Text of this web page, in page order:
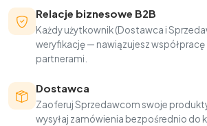
Relacje biznesowe B2B
Każdy użytkownik (Dostawca i
weryfikację — nawiązujesz
partnerami.
Dostawca
Zaoferuj Sprzedawcom swoje
wysyłaj zamówienia bezpośrednio do